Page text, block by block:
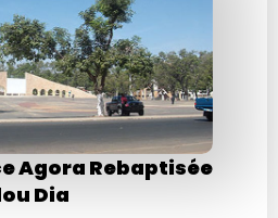
Agora Rebaptisée
Dia